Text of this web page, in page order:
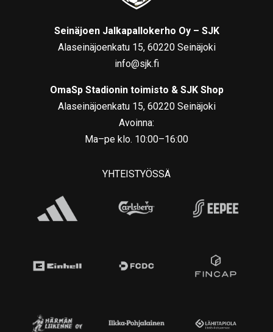
Seinäjoen Jalkapallokerho Oy – SJK
Alaseinäjoenkatu 15, 60220 Seinäjoki
info@sjk.fi
OmaSp Stadionin toimisto & SJK Shop
Alaseinäjoenkatu 15, 60220 Seinäjoki
Avoinna:
Ma–pe klo. 10:00–16:00
YHTEISTYÖSSÄ